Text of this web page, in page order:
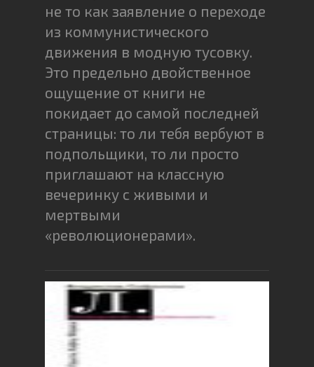
не то как заявление о переходе
из коммунистического
движения в модную тусовку.
Это предельно двойственное
ощущение от книги не
покидает до самой последней
страницы: то ли тебя вербуют в
подпольщики, то ли просто
приглашают на классную
вечеринку с живыми и
мертвыми
«революционерами».